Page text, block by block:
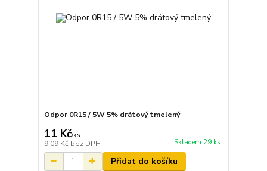
Odpor 0R15 / 5W 5% drátový tmelený
11 Kč/ks
9,09 Kč bez DPH Skladem 29 ks
Přidat do košíku